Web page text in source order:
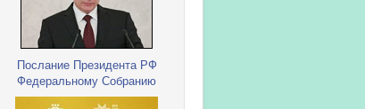
Послание Президента РФ
Федеральному Собранию